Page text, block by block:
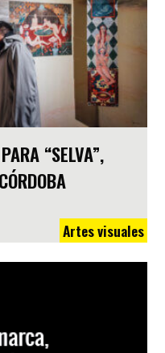
“SELVA”,
Artes visuales